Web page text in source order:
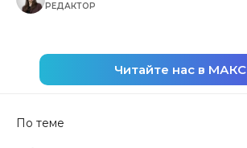
РЕДАКТОР
Читайте нас в МАКС
По теме